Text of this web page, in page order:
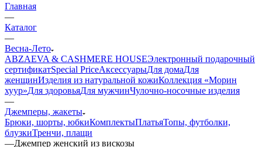
Главная
—
Каталог
—
Весна-Лето
ABZAEVA & CASHMERE HOUSEЭлектронный подарочный
сертификатSpecial PriceАксессуарыДля домаДля
женщинИзделия из натуральной кожиКоллекция «Морин
хуур»Для здоровьяДля мужчинЧулочно-носочные изделия
—
Джемперы, жакеты
Брюки, шорты, юбкиКомплектыПлатьяТопы, футболки,
блузкиТренчи, плащи
—Джемпер женский из вискозы